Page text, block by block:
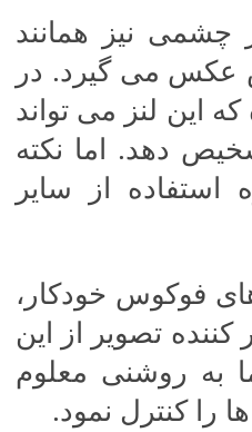
نیز همانند
عکس می گیرد. در
این لنز می تواند
دهد. اما نکته
از سایر
فوکوس خودکار،
کننده تصویر از این
به روشنی معلوم
را کنترل نمود.